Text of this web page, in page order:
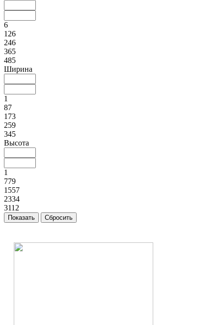
6
126
246
365
485
Ширина
1
87
173
259
345
Высота
1
779
1557
2334
3112